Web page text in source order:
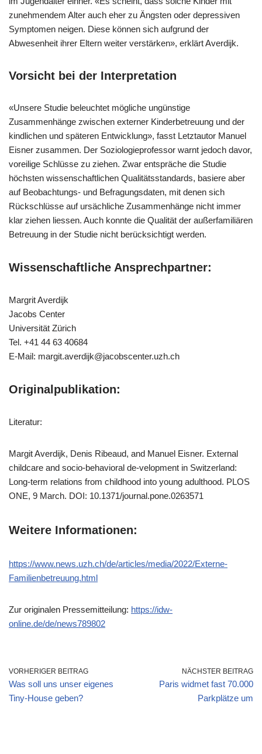
zunehmendem Alter auch eher zu Ängsten oder depressiven
Symptomen neigen. Diese können sich aufgrund der
Abwesenheit ihrer Eltern weiter verstärken», erklärt Averdijk.
Vorsicht bei der Interpretation
«Unsere Studie beleuchtet mögliche ungünstige
Zusammenhänge zwischen externer Kinderbetreuung und der
kindlichen und späteren Entwicklung», fasst Letztautor Manuel
Eisner zusammen. Der Soziologieprofessor warnt jedoch davor,
voreilige Schlüsse zu ziehen. Zwar entspräche die Studie
höchsten wissenschaftlichen Qualitätsstandards, basiere aber
auf Beobachtungs- und Befragungsdaten, mit denen sich
Rückschlüsse auf ursächliche Zusammenhänge nicht immer
klar ziehen liessen. Auch konnte die Qualität der außerfamiliären
Betreuung in der Studie nicht berücksichtigt werden.
Wissenschaftliche Ansprechpartner:
Margrit Averdijk
Jacobs Center
Universität Zürich
Tel. +41 44 63 40684
E-Mail: margit.averdijk@jacobscenter.uzh.ch
Originalpublikation:
Literatur:
Margit Averdijk, Denis Ribeaud, and Manuel Eisner. External
childcare and socio-behavioral de-velopment in Switzerland:
Long-term relations from childhood into young adulthood. PLOS
ONE, 9 March. DOI: 10.1371/journal.pone.0263571
Weitere Informationen:
https://www.news.uzh.ch/de/articles/media/2022/Externe-
Familienbetreuung.html
Zur originalen Pressemitteilung: https://idw-
online.de/de/news789802
VORHERIGER BEITRAG
Was soll uns unser eigenes
Tiny-House geben?
NÄCHSTER BEITRAG
Paris widmet fast 70.000
Parkplätze um